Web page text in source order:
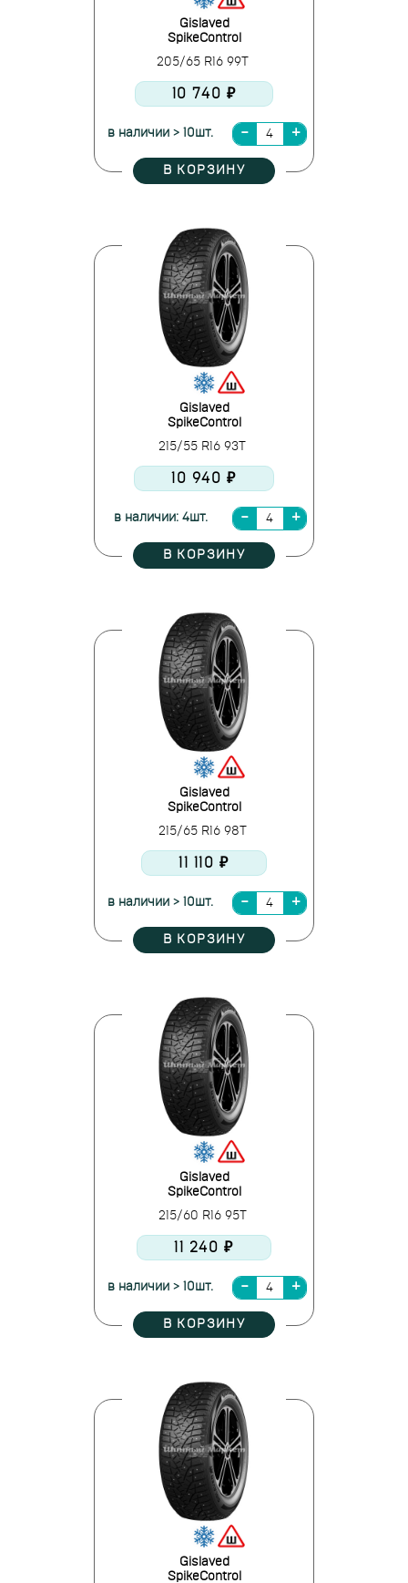
Gislaved
SpikeControl
205/65 R16 99T
10 740 ₽
в наличии > 10шт.
В КОРЗИНУ
Gislaved
SpikeControl
215/55 R16 93T
10 940 ₽
в наличии: 4шт.
В КОРЗИНУ
Gislaved
SpikeControl
215/65 R16 98T
11 110 ₽
в наличии > 10шт.
В КОРЗИНУ
Gislaved
SpikeControl
215/60 R16 95T
11 240 ₽
в наличии > 10шт.
В КОРЗИНУ
Gislaved
SpikeControl